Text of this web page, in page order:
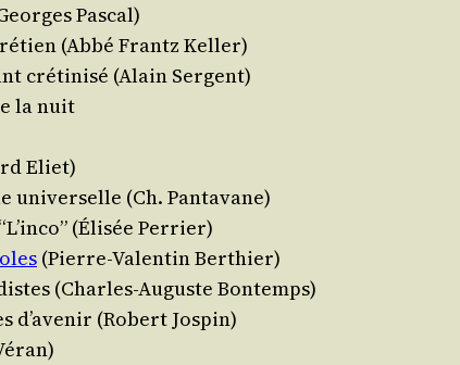
Pascal)
(Abbé Frantz Keller)
cré­ti­ni­sé (Alain Sergent)
la nuit
Eliet)
uni­ver­selle (Ch. Pantavane)
(Éli­sée Perrier)
(Pierre-Valen­tin Berthier)
(Charles-Auguste Bontemps)
d’a­ve­nir (Robert Jospin)